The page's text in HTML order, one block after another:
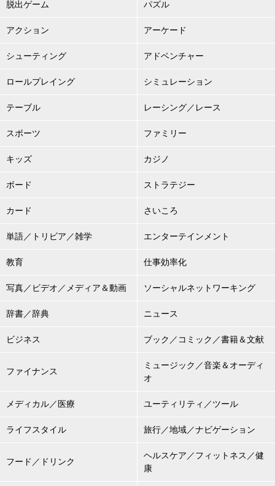
脱出ゲーム パズル
アクション アーケード
シューティング アドベンチャー
ロールプレイング シミュレーション
テーブル レーシング／レース
スポーツ ファミリー
キッズ カジノ
ボード ストラテジー
カード さいころ
単語／トリビア／雑学 エンターテインメント
教育 仕事効率化
写真／ビデオ／メディア＆動画 ソーシャルネットワーキング
辞書／辞典 ニュース
ビジネス ブック／コミック／書籍＆文献
ファイナンス
ミュージック／音楽＆オーディ
オ
メディカル／医療 ユーティリティ／ツール
ライフスタイル 旅行／地域／ナビゲーション
フード／ドリンク
ヘルスケア／フィットネス／健
康